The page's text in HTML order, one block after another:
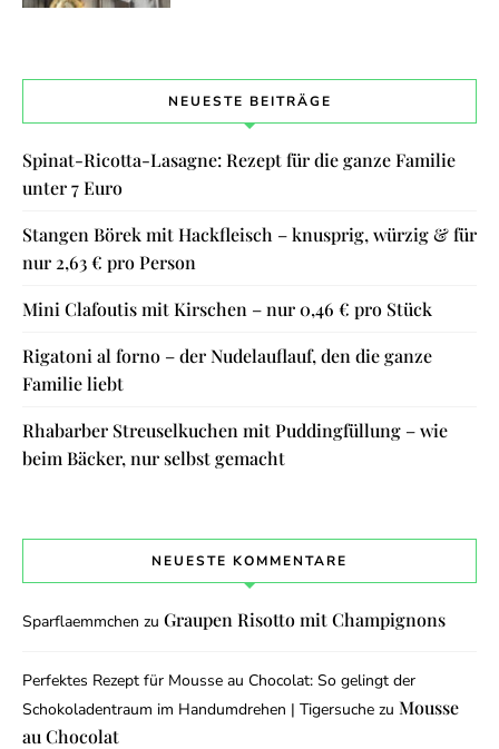
NEUESTE BEITRÄGE
Spinat-Ricotta-Lasagne: Rezept für die ganze Familie
unter 7 Euro
Stangen Börek mit Hackfleisch – knusprig, würzig & für
nur 2,63 € pro Person
Mini Clafoutis mit Kirschen – nur 0,46 € pro Stück
Rigatoni al forno – der Nudelauflauf, den die ganze
Familie liebt
Rhabarber Streuselkuchen mit Puddingfüllung – wie
beim Bäcker, nur selbst gemacht
NEUESTE KOMMENTARE
Sparflaemmchen zu Graupen Risotto mit Champignons
Perfektes Rezept für Mousse au Chocolat: So gelingt der
Schokoladentraum im Handumdrehen | Tigersuche zu Mousse
au Chocolat